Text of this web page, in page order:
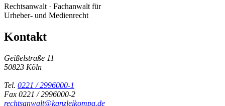
Rechtsanwalt · Fachanwalt für
Urheber- und Medienrecht
Kontakt
Geißelstraße 11
50823 Köln
Tel. 0221 / 2996000-1
Fax 0221 / 2996000-2
rechtsanwalt@kanzleikompa.de